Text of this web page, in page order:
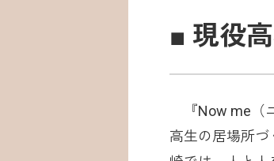
■ 現役
『Now me（
高生の居場所